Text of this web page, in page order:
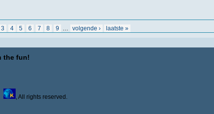
kinderen: 5 tips voor zwemouders
3 4 5 6 7 8 9 … volgende › laatste »
the fun!
, All rights reserved.